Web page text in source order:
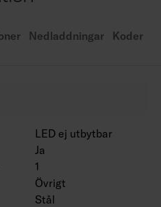
h (Ta25°C).
(Ta25°C).
000 h.
Dali-2, Rxx =
Nedladdningar Koder
LED ej utbytbar
Ja
1
Övrigt
Stål